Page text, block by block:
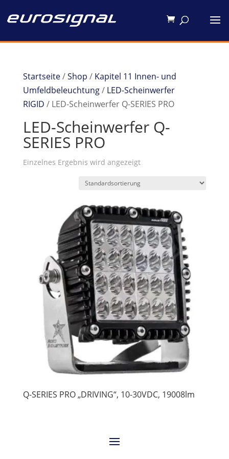
Startseite/Shop / Kapitel 11 Innen- und
Umfeldbeleuchtung/ LED-Scheinwerfer
RIGID / LED-Scheinwerfer Q-SERIES PRO
LED-Scheinwerfer Q-
SERIES PRO
Einzelnes Ergebnis wird angezeigt
Q-SERIES PRO „DRIVING“, 10-30VDC, 19008lm